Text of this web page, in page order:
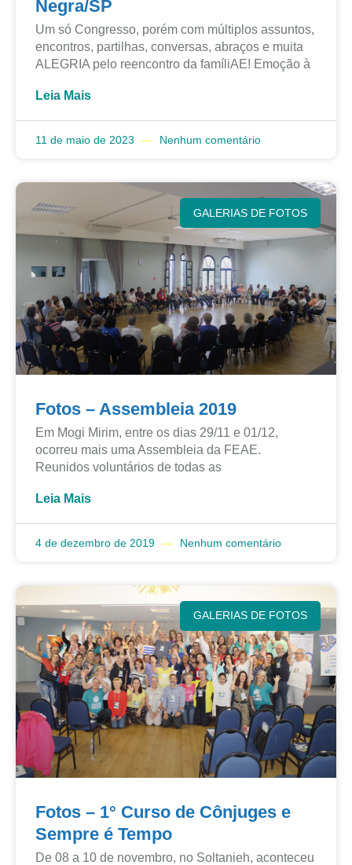
Negra/SP
Um só Congresso, porém com múltiplos assuntos,
encontros, partilhas, conversas, abraços e muita
ALEGRIA pelo reencontro da famíliAE! Emoção à
Leia Mais
11 de maio de 2023 Nenhum comentário
GALERIAS DE FOTOS
Fotos – Assembleia 2019
Em Mogi Mirim, entre os dias 29/11 e 01/12,
ocorreu mais uma Assembleia da FEAE.
Reunidos voluntários de todas as
Leia Mais
4 de dezembro de 2019 Nenhum comentário
GALERIAS DE FOTOS
Fotos – 1° Curso de Cônjuges e
Sempre é Tempo
De 08 a 10 de novembro, no Soltanieh, aconteceu